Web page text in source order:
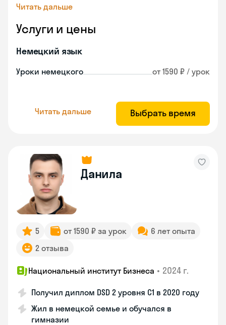
Читать дальше
Услуги и цены
Немецкий язык
Уроки немецкого от 1590 ₽ / урок
Читать дальше Выбрать время
Данила
5 от 1590 ₽ за урок
6 лет опыта
2 отзыва
Национальный институт Бизнеса • 2024 г.
Получил диплом DSD 2 уровня С1 в 2020 году
Жил в немецкой семье и обучался в
гимназии